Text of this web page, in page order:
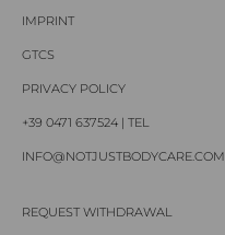
IMPRINT
GTCS
PRIVACY POLICY
+39 0471 637524 | TEL
INFO@NOTJUSTBODYCARE.COM
REQUEST WITHDRAWAL